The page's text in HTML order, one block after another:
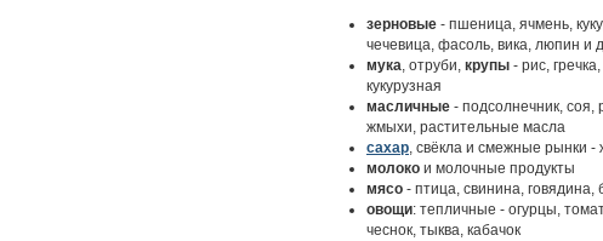
зерновые - пшеница, ячмень,
чечевица, фасоль, вика, люпин и
мука, отруби, крупы - рис,
кукурузная
масличные - подсолнечник,
жмыхи, растительные масла
сахар, свёкла и смежные рынки
молоко и молочные продукты
мясо - птица, свинина, говядина,
овощи: тепличные - огурцы,
чеснок, тыква, кабачок